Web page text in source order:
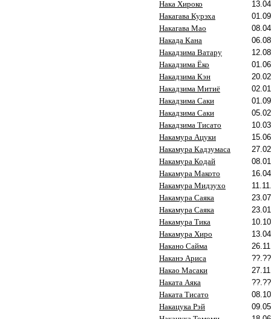
Нака Хироко
Накагава Курэха
Накагава Мао
Накада Кана
Накадзима Ватару
Накадзима Ёко
Накадзима Кэн
Накадзима Митиё
Накадзима Саки
Накадзима Саки
Накадзима Тисато
Накамура Ацуки
Накамура Кадзумаса
Накамура Кодай
Накамура Макото
Накамура Мидзухо
Накамура Саяка
Накамура Саяка
Накамура Тика
Накамура Хиро
Накано Сайма
Наканэ Ариса
Накао Масаки
Наката Аяка
Наката Тисато
Накацука Рэй